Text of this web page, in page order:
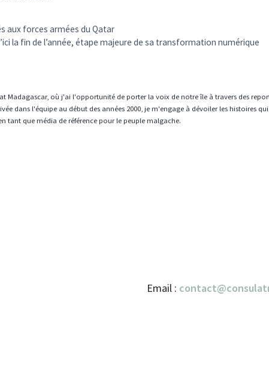
aux forces armées du Qatar
la fin de l’année, étape majeure de sa transformation numérique
Madagascar, où j'ai l'opportunité de porter la voix de notre île à travers des
dans l'équipe au début des années 2000, je m'engage à dévoiler les histoires qui
tant que média de référence pour le peuple malgache.
Email :